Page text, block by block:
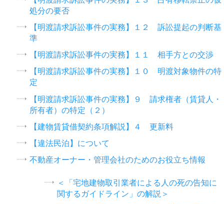
処分の要否
【明渡請求訴訟事件の実務】１２ 訴訟提起の判断基
準
【明渡請求訴訟事件の実務】１１ 相手方との交渉
【明渡請求訴訟事件の実務】１０ 明渡対象物件の特
定
【明渡請求訴訟事件の実務】９ 請求権者（賃貸人・
所有者）の特定（２）
【建物賃貸借契約条項解説】４ 更新料
【違法民泊】について
不動産オーナー・管理会社のためのお役立ち情報
＜「宅地建物取引業者による人の死の告知に
関するガイドライン」の解説＞